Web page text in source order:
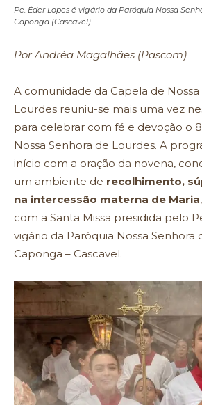
Pe. Éder Lopes é vigário da Paróquia Nossa
Caponga (Cascavel)
Por Andréa Magalhães (Pascom)
A comunidade da Capela de Nossa
Lourdes reuniu-se mais uma vez
para celebrar com fé e devoção o
Nossa Senhora de Lourdes. A
início com a oração da novena,
um ambiente de recolhimento,
na intercessão materna de Maria
com a Santa Missa presidida pelo
vigário da Paróquia Nossa Senhora
Caponga – Cascavel.